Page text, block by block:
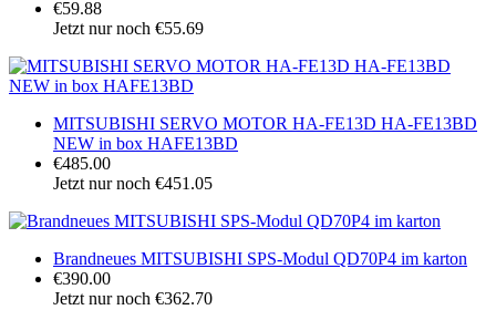
€59.88
Jetzt nur noch €55.69
MITSUBISHI SERVO MOTOR HA-FE13D HA-FE13BD
NEW in box HAFE13BD
€485.00
Jetzt nur noch €451.05
Brandneues MITSUBISHI SPS-Modul QD70P4 im karton
€390.00
Jetzt nur noch €362.70